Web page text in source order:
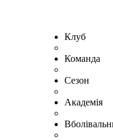
Клуб
Команда
Сезон
Академія